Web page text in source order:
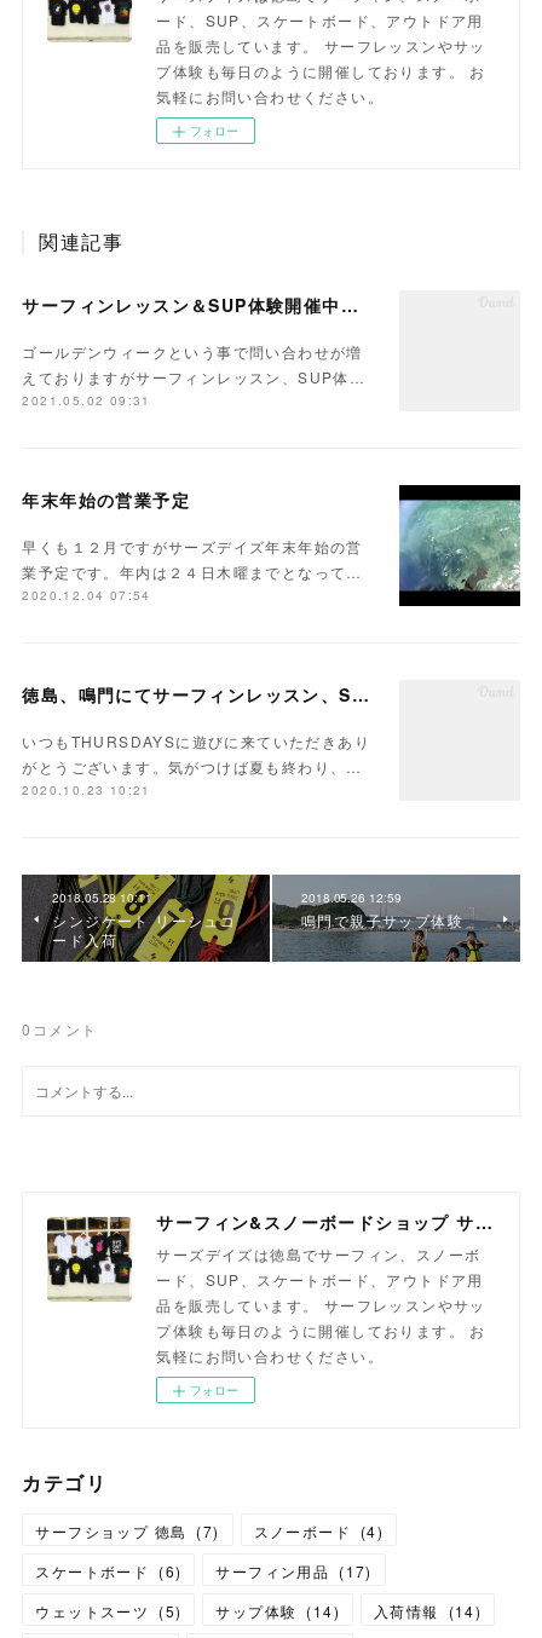
ード、SUP、スケートボード、アウトドア用
品を販売しています。 サーフレッスンやサッ
プ体験も毎日のように開催しております。 お
気軽にお問い合わせください。
フォロー
関連記事
サーフィンレッスン＆SUP体験開催中です
ゴールデンウィークという事で問い合わせが増
えておりますがサーフィンレッスン、SUP体…
2021.05.02 09:31
年末年始の営業予定
早くも１２月ですがサーズデイズ年末年始の営
業予定です。年内は２４日木曜までとなって…
2020.12.04 07:54
徳島、鳴門にてサーフィンレッスン、SUP体験を開催中です
いつもTHURSDAYSに遊びに来ていただきあり
がとうございます。気がつけば夏も終わり、…
2020.10.23 10:21
2018.05.28 10:11
シンジケート リーシュコ
ード入荷
2018.05.26 12:59
鳴門で親子サップ体験
0 コメント
サーフィン&スノーボードショップ サーズデイズ徳島
サーズデイズは徳島でサーフィン、スノーボ
ード、SUP、スケートボード、アウトドア用
品を販売しています。 サーフレッスンやサッ
プ体験も毎日のように開催しております。 お
気軽にお問い合わせください。
フォロー
カテゴリ
サーフショップ 徳島 (7) スノーボード (4)
スケートボード
(6) サーフィン用品 (17)
ウェットスーツ
(5) サップ体験 (14) 入荷情報 (14)